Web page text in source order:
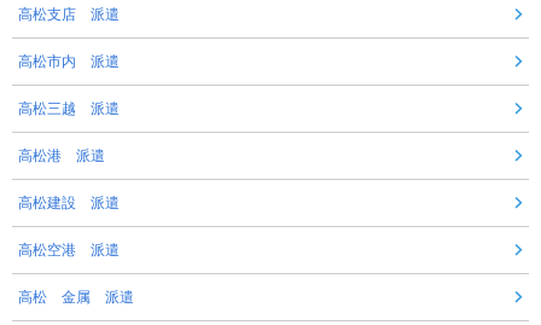
高松支店 派遣
高松市内 派遣
高松三越 派遣
高松港 派遣
高松建設 派遣
高松空港 派遣
高松 金属 派遣